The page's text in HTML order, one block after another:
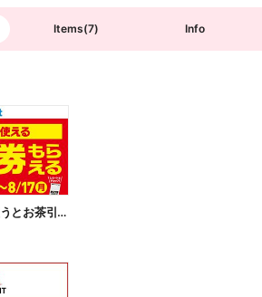
Items(7) Info
【無料引換券!】焼き麺買うとお茶引換券貰える!